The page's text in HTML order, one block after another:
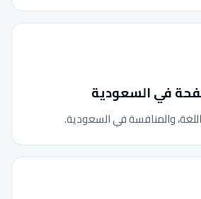
في السعودية
والمنافسة في السعودية.